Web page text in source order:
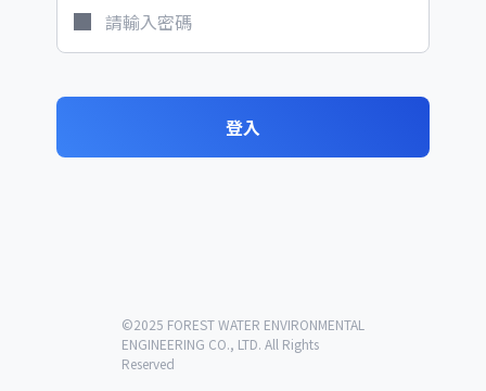
登入
©2025 FOREST WATER ENVIRONMENTAL
ENGINEERING CO., LTD. All Rights
Reserved